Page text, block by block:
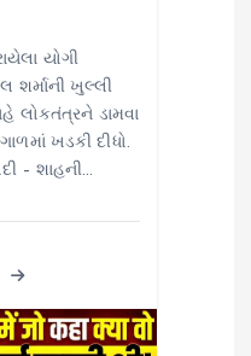
યોગી
શર્માની ખુલ્લી
લોકતંત્રને ડામવા
ખડકી દીધો.
– શાહની…